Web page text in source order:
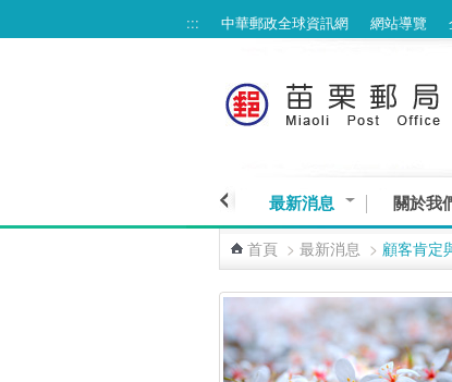
::: 中華郵政全球資訊網 網站導覽
最新消息 關於我
首頁 > 最新消息 > 顧客肯定